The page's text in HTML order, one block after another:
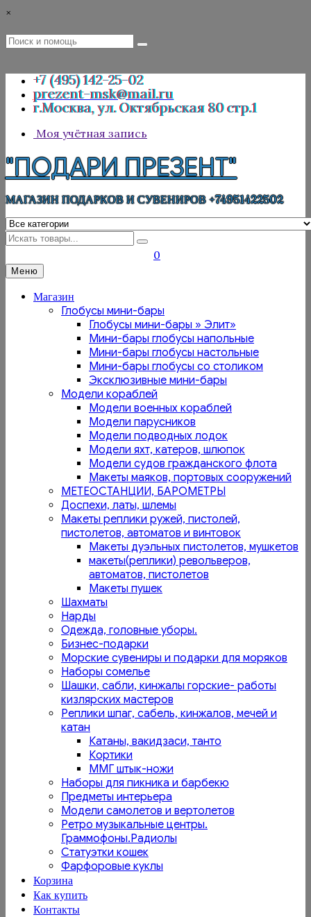
Перейти
содержимому
×
Поиск
Поиск
+7 (495) 142-25-02
prezent-msk@mail.ru
г.Москва, ул. Октябрьская 80 стр.1
Моя учётная запись
"ПОДАРИ ПРЕЗЕНТ"
МАГАЗИН ПОДАРКОВ И СУВЕНИРОВ +74951422502
Искать
0
Меню
Магазин
Глобусы мини-бары
Глобусы мини-бары » Элит»
Мини-бары глобусы напольные
Мини-бары глобусы настольные
Мини-бары глобусы со столиком
Эксклюзивные мини-бары
Модели кораблей
Модели военных кораблей
Модели парусников
Модели подводных лодок
Модели яхт, катеров, шлюпок
Модели судов гражданского флота
Макеты маяков, портовых сооружений
МЕТЕОСТАНЦИИ, БАРОМЕТРЫ
Доспехи, латы, шлемы
Макеты реплики ружей, пистолей,
пистолетов, автоматов и винтовок
Макеты дуэльных пистолетов, мушкетов
макеты(реплики) револьверов,
автоматов, пистолетов
Макеты пушек
Шахматы
Нарды
Одежда, головные уборы.
Бизнес-подарки
Морские сувениры и подарки для моряков
Наборы сомелье
Шашки, сабли, кинжалы горские- работы
кизлярских мастеров
Реплики шпаг, сабель, кинжалов, мечей и
катан
Катаны, вакидзаси, танто
Кортики
ММГ штык-ножи
Наборы для пикника и барбекю
Предметы интерьера
Модели самолетов и вертолетов
Ретро музыкальные центры.
Граммофоны.Радиолы
Статуэтки кошек
Фарфоровые куклы
Корзина
Как купить
Контакты